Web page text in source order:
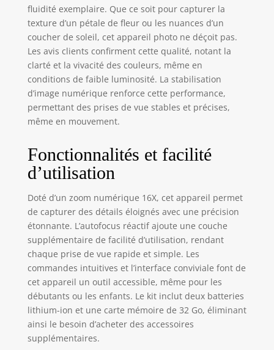
fluidité exemplaire. Que ce soit pour capturer la
texture d’un pétale de fleur ou les nuances d’un
coucher de soleil, cet appareil photo ne déçoit pas.
Les avis clients confirment cette qualité, notant la
clarté et la vivacité des couleurs, même en
conditions de faible luminosité. La stabilisation
d’image numérique renforce cette performance,
permettant des prises de vue stables et précises,
même en mouvement.
Fonctionnalités et facilité
d’utilisation
Doté d’un zoom numérique 16X, cet appareil permet
de capturer des détails éloignés avec une précision
étonnante. L’autofocus réactif ajoute une couche
supplémentaire de facilité d’utilisation, rendant
chaque prise de vue rapide et simple. Les
commandes intuitives et l’interface conviviale font de
cet appareil un outil accessible, même pour les
débutants ou les enfants. Le kit inclut deux batteries
lithium-ion et une carte mémoire de 32 Go, éliminant
ainsi le besoin d’acheter des accessoires
supplémentaires.